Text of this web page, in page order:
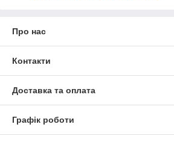
Про нас
Контакти
Доставка та оплата
Графік роботи